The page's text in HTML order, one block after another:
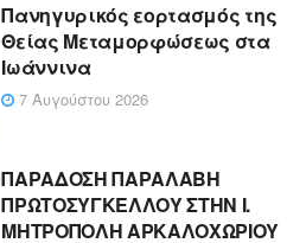
Πανηγυρικός εορτασμός της
Θείας Μεταμορφώσεως στα
Ιωάννινα
7 Αυγούστου 2026
ΠΑΡΑΔΟΣΗ ΠΑΡΑΛΑΒΗ
ΠΡΩΤΟΣΥΓΚΕΛΛΟΥ ΣΤΗΝ Ι.
ΜΗΤΡΟΠΟΛΗ ΑΡΚΑΛΟΧΩΡΙΟΥ